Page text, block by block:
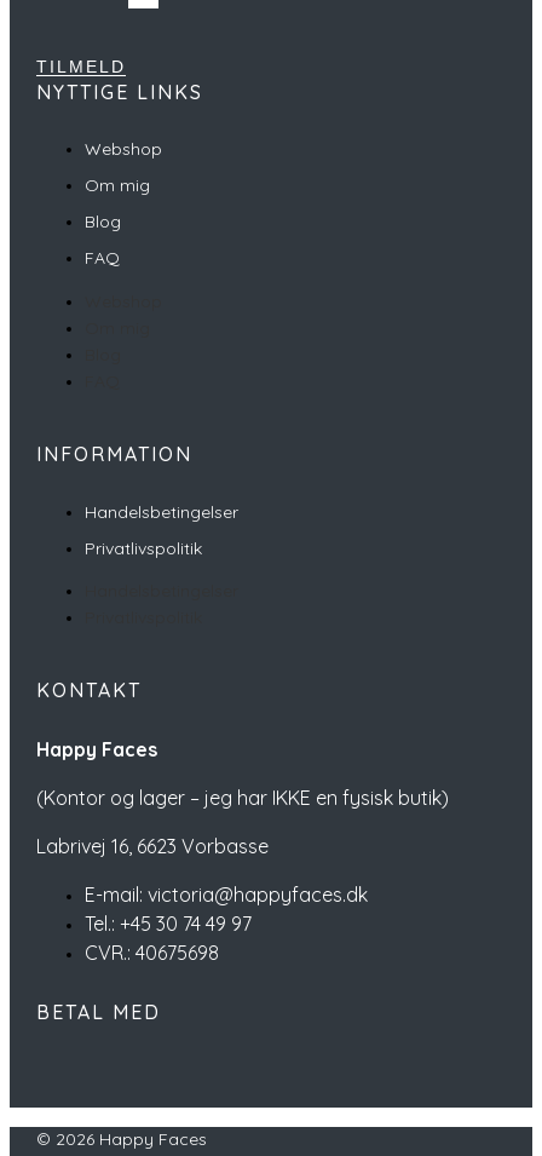
TILMELD
NYTTIGE LINKS
Webshop
Om mig
Blog
FAQ
INFORMATION
Handelsbetingelser
Privatlivspolitik
KONTAKT
Happy Faces
(Kontor og lager – jeg har IKKE en fysisk butik)
Labrivej 16, 6623 Vorbasse
E-mail: victoria@happyfaces.dk
Tel.: +45 30 74 49 97
CVR.: 40675698
BETAL MED
© 2026 Happy Faces